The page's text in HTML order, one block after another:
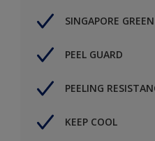
SINGAPORE
PEEL GUARD
PEELING
KEEP COOL